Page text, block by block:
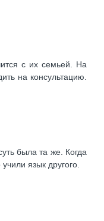
с их семьей. На
на консультацию.
была та же. Когда
язык другого.